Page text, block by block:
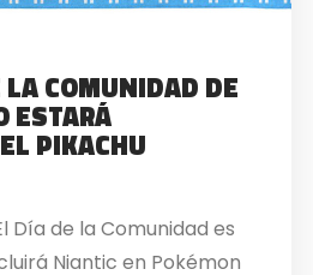
COMUNIDAD DE
ESTARÁ
PIKACHU
Día de la Comunidad es
Niantic en Pokémon